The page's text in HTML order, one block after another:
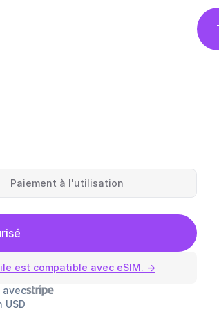
Paiement à l'utilisation
est compatible avec eSIM. →
avec